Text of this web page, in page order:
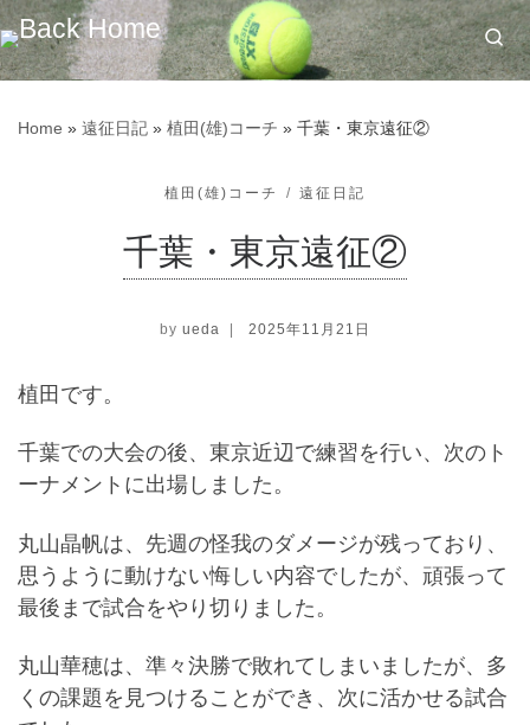
Skip to content
Home » 遠征日記 » 植田(雄)コーチ » 千葉・東京遠征②
植田(雄)コーチ 遠征日記
千葉・東京遠征②
byueda | 2025年11月21日
植田です。
千葉での大会の後、東京近辺で練習を行い、次のト
ーナメントに出場しました。
丸山晶帆は、先週の怪我のダメージが残っており、
思うように動けない悔しい内容でしたが、頑張って
最後まで試合をやり切りました。
丸山華穂は、準々決勝で敗れてしまいましたが、多
くの課題を見つけることができ、次に活かせる試合